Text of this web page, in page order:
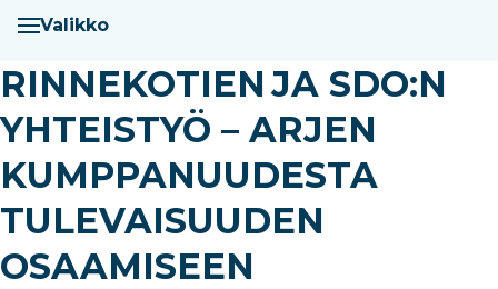
Valikko
RINNEKOTIEN JA SDO:N
YHTEISTYÖ – ARJEN
KUMPPANUUDESTA
TULEVAISUUDEN
OSAAMISEEN